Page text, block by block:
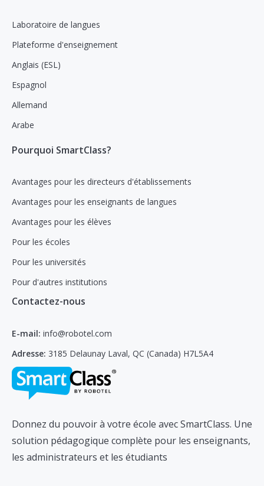
Laboratoire de langues
Plateforme d'enseignement
Anglais (ESL)
Espagnol
Allemand
Arabe
Pourquoi SmartClass?
Avantages pour les directeurs d'établissements
Avantages pour les enseignants de langues
Avantages pour les élèves
Pour les écoles
Pour les universités
Pour d'autres institutions
Contactez-nous
E-mail: info@robotel.com
Adresse: 3185 Delaunay Laval, QC (Canada) H7L5A4
Donnez du pouvoir à votre école avec SmartClass. Une
solution pédagogique complète pour les enseignants,
les administrateurs et les étudiants